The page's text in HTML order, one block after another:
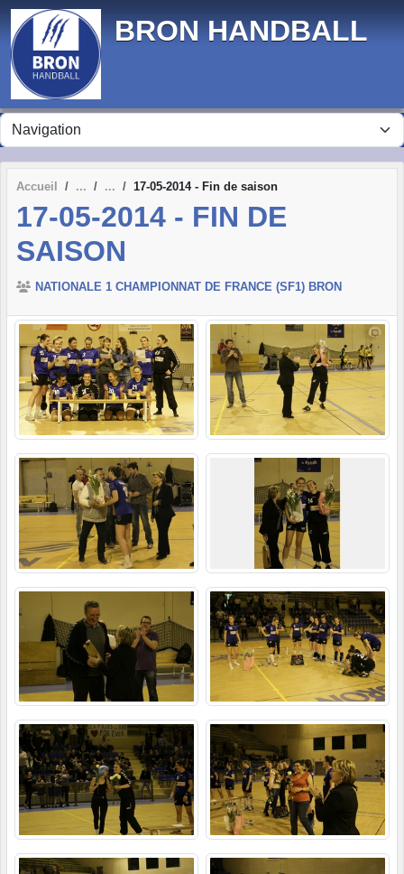
BRON HANDBALL
Accueil 17-05-2014 - Fin de saison
17-05-2014 - FIN DE
SAISON
NATIONALE 1 CHAMPIONNAT DE FRANCE (SF1) BRON
Panneau de gestion des cookies